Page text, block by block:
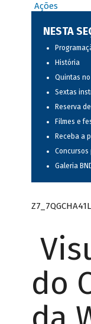
Ações
NESTA
História
Quintas no
Sextas
Reserva
Filmes e
Receba a
Concursos
Galeria
do